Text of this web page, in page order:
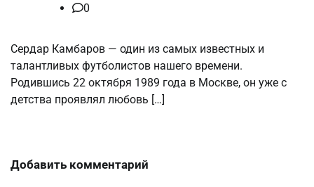
0
Сердар Камбаров — один из самых известных и
талантливых футболистов нашего времени.
Родившись 22 октября 1989 года в Москве, он уже с
детства проявлял любовь […]
Добавить комментарий